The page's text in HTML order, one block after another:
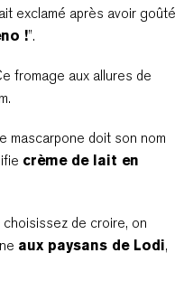
exclamé après avoir goûté
!”.
fromage aux allures de
mascarpone doit son nom
crème de lait en
de croire, on
aux paysans de Lodi,